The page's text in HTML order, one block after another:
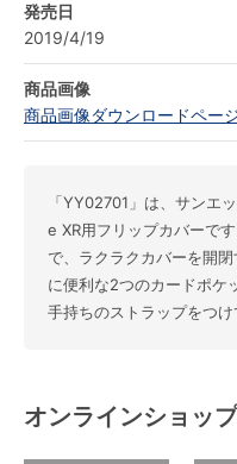
発売日
2019/4/19
商品画像
商品画像ダウンロードペー
「YY02701」は、サンエ
e XR用フリップカバーで
で、ラクラクカバーを開
に便利な2つのカードポケ
手持ちのストラップをつけ
オンラインショップ